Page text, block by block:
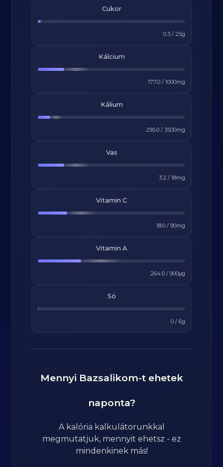
Cukor
0.3/ 25g
Kálcium
177.0/ 1000mg
Kálium
295.0/ 3500mg
Vas
3.2/ 18mg
Vitamin C
18.0/ 90mg
Vitamin A
264.0/ 900μg
Só
0/ 6g
Mennyi Bazsalikom-t ehetek
naponta?
A kalória kalkulátorunkkal
megmutatjuk, mennyit ehetsz - ez
mindenkinek más!